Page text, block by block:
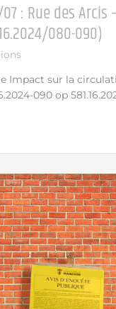
: Rue des Arcis
080-090)
Impact sur la
090 op